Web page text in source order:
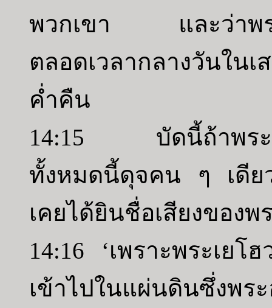
พวกเขา และว่าพระ
ตลอดเวลากลางวันใน
ค่ำคืน
14:15 บัดนี้ถ้าพระอ
ทั้งหมดนี้ดุจคน ๆ เดีย
เคยได้ยินชื่อเสียงของ
14:16 ‘เพราะพระเย
เข้าไปในแผ่นดินซึ่งพร